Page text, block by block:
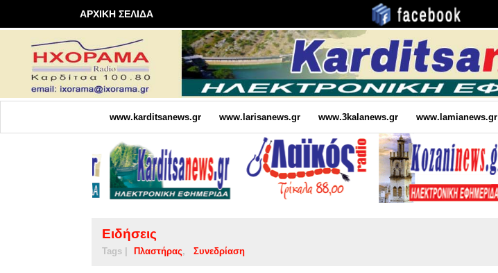
ΑΡΧΙΚΗ ΣΕΛΙΔΑ
www.karditsanews.gr www.larisanews.gr www.3kalanews.gr www.lamianews.gr
Ειδήσεις
Tags | Πλαστήρας Συνεδρίαση